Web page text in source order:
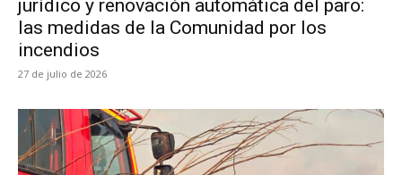
jurídico y renovación automática del paro:
las medidas de la Comunidad por los
incendios
27 de julio de 2026